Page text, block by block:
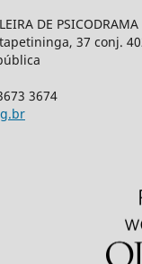
DE PSICODRAMA
37 conj.
3674